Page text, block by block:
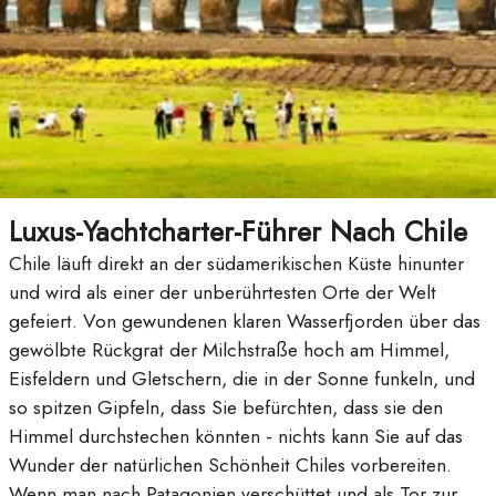
Luxus-Yachtcharter-Führer Nach Chile
Chile läuft direkt an der südamerikischen Küste hinunter
und wird als einer der unberührtesten Orte der Welt
gefeiert. Von gewundenen klaren Wasserfjorden über das
gewölbte Rückgrat der Milchstraße hoch am Himmel,
Eisfeldern und Gletschern, die in der Sonne funkeln, und
so spitzen Gipfeln, dass Sie befürchten, dass sie den
Himmel durchstechen könnten - nichts kann Sie auf das
Wunder der natürlichen Schönheit Chiles vorbereiten.